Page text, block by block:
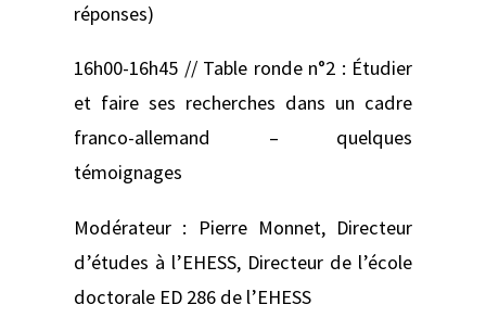
réponses)
16h00-16h45 // Table ronde n°2 : Étudier
et faire ses recherches dans un cadre
franco-allemand – quelques
témoignages
Modérateur : Pierre Monnet, Directeur
d’études à l’EHESS, Directeur de l’école
doctorale ED 286 de l’EHESS